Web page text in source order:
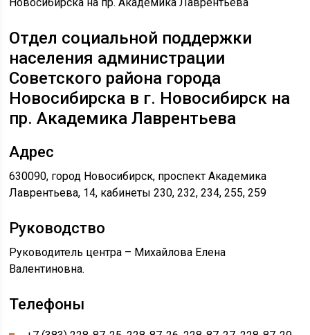
Отдел социальной поддержки
населения администрации
Советского района города
Новосибирска в г. Новосибирск на
пр. Академика Лаврентьева
Адрес
630090, город Новосибирск, проспект Академика
Лаврентьева, 14, кабинеты 230, 232, 234, 255, 259
Руководство
Руководитель центра – Михайлова Елена
Валентиновна.
Телефоны